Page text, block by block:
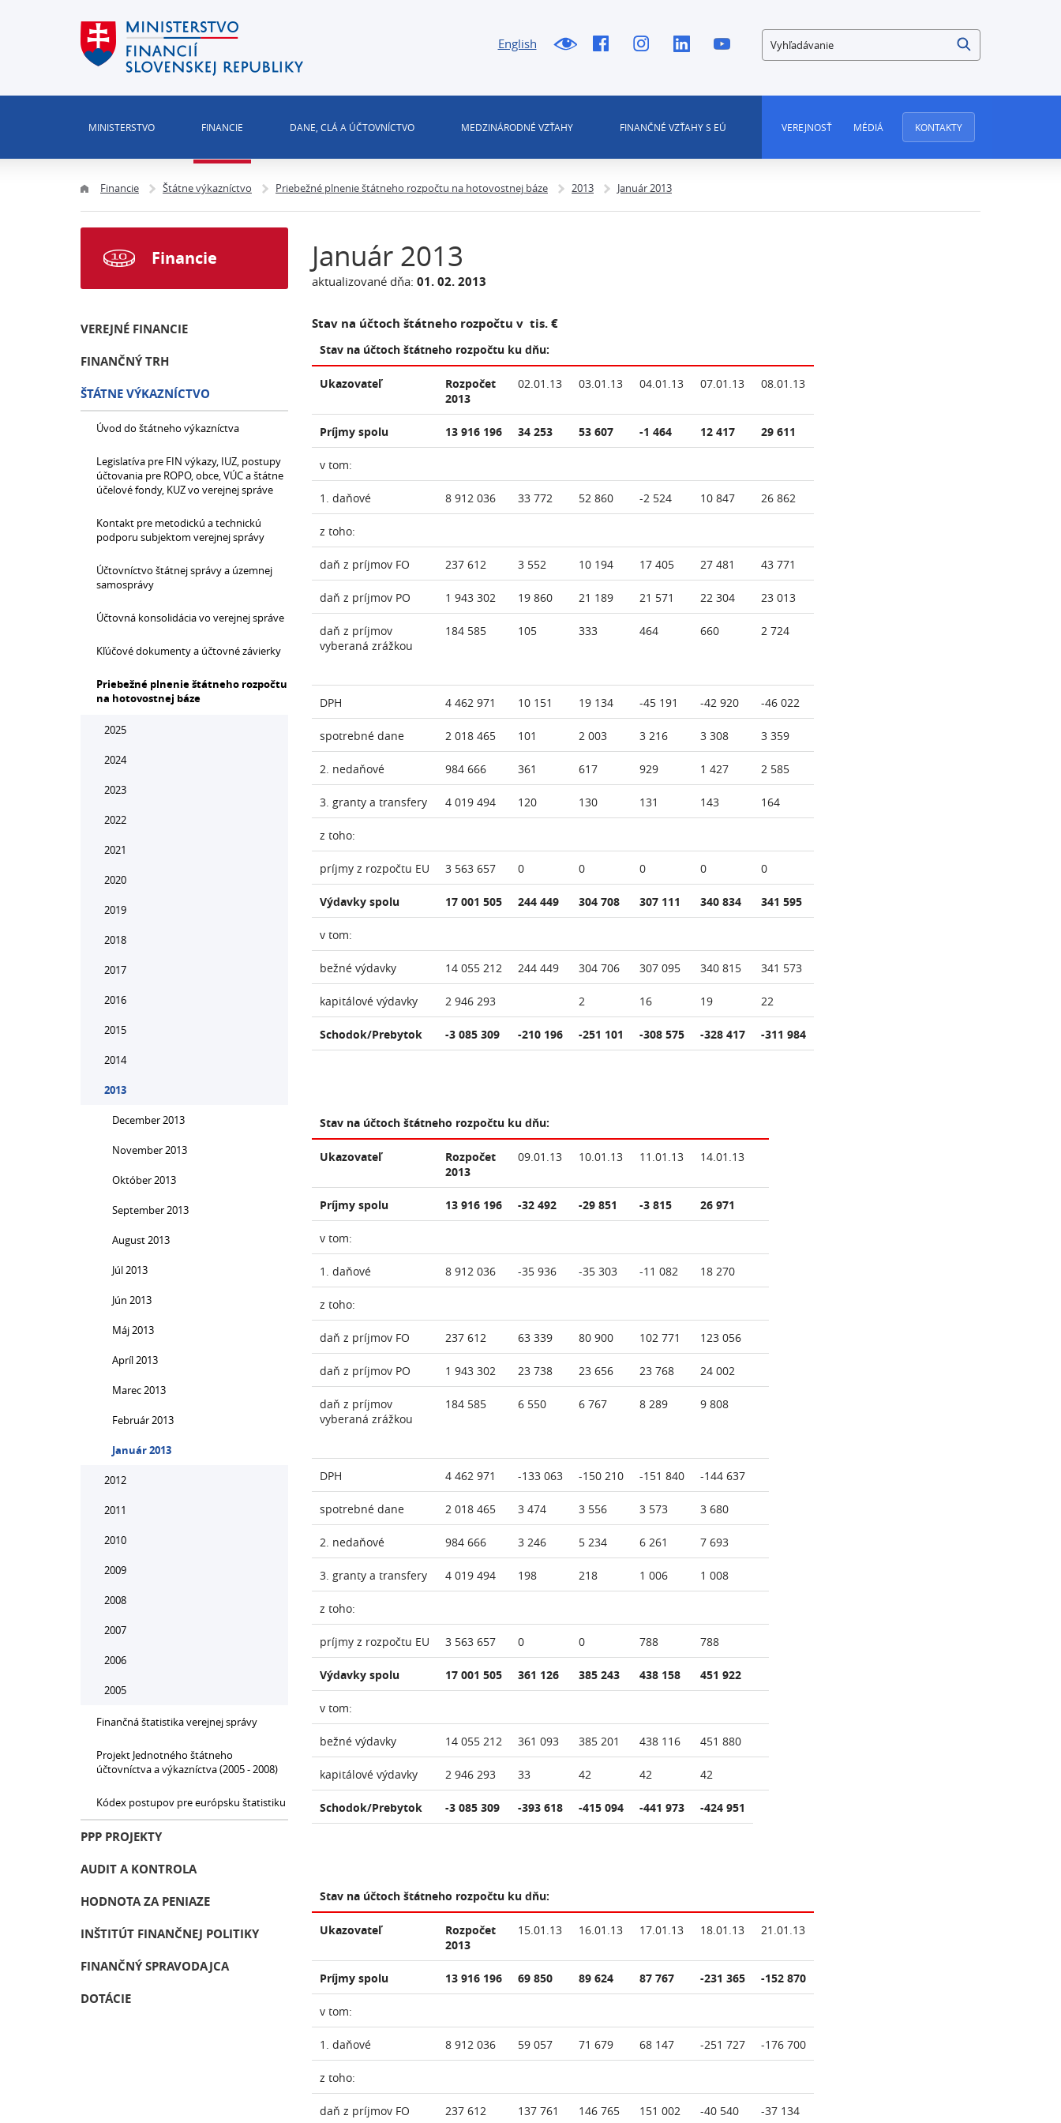
English Vyhľadávanie
MINISTERSTVO FINANCIE DANE, CLÁ A ÚČTOVNÍCTVO MEDZINÁRODNÉ VZŤAHY FINANČNÉ VZŤAHY S EÚ VEREJNOSŤ MÉDIÁ KONTAKTY
Financie Štátne výkazníctvo Priebežné plnenie štátneho rozpočtu na hotovostnej báze 2013 Január 2013
Január 2013
aktualizované dňa: 01. 02. 2013
Stav na účtoch štátneho rozpočtu v tis. €
Stav na účtoch štátneho rozpočtu ku dňu:
Ukazovateľ
Rozpočet
2013
02.01.13 03.01.13 04.01.13 07.01.13 08.01.13
Príjmy spolu 13 916 196 34 253 53 607 -1 464 12 417 29 611
v tom:
1. daňové 8 912 036 33 772 52 860 -2 524 10 847 26 862
z toho:
daň z príjmov FO 237 612 3 552 10 194 17 405 27 481 43 771
daň z príjmov PO 1 943 302 19 860 21 189 21 571 22 304 23 013
daň z príjmov
vyberaná zrážkou
184 585 105 333 464 660 2 724
DPH 4 462 971 10 151 19 134 -45 191 -42 920 -46 022
spotrebné dane 2 018 465 101 2 003 3 216 3 308 3 359
2. nedaňové 984 666 361 617 929 1 427 2 585
3. granty a transfery 4 019 494 120 130 131 143 164
z toho:
príjmy z rozpočtu EU 3 563 657 0 0 0 0 0
Výdavky spolu 17 001 505 244 449 304 708 307 111 340 834 341 595
v tom:
bežné výdavky 14 055 212 244 449 304 706 307 095 340 815 341 573
kapitálové výdavky 2 946 293 2 16 19 22
Schodok/Prebytok -3 085 309 -210 196 -251 101 -308 575 -328 417 -311 984
Stav na účtoch štátneho rozpočtu ku dňu:
Ukazovateľ
Rozpočet
2013
09.01.13 10.01.13 11.01.13 14.01.13
Príjmy spolu 13 916 196 -32 492 -29 851 -3 815 26 971
v tom:
1. daňové 8 912 036 -35 936 -35 303 -11 082 18 270
z toho:
daň z príjmov FO 237 612 63 339 80 900 102 771 123 056
daň z príjmov PO 1 943 302 23 738 23 656 23 768 24 002
daň z príjmov
vyberaná zrážkou
184 585 6 550 6 767 8 289 9 808
DPH 4 462 971 -133 063 -150 210 -151 840 -144 637
spotrebné dane 2 018 465 3 474 3 556 3 573 3 680
2. nedaňové 984 666 3 246 5 234 6 261 7 693
3. granty a transfery 4 019 494 198 218 1 006 1 008
z toho:
príjmy z rozpočtu EU 3 563 657 0 0 788 788
Výdavky spolu 17 001 505 361 126 385 243 438 158 451 922
v tom:
bežné výdavky 14 055 212 361 093 385 201 438 116 451 880
kapitálové výdavky 2 946 293 33 42 42 42
Schodok/Prebytok -3 085 309 -393 618 -415 094 -441 973 -424 951
Stav na účtoch štátneho rozpočtu ku dňu:
Ukazovateľ
Rozpočet
2013
15.01.13 16.01.13 17.01.13 18.01.13 21.01.13
Príjmy spolu 13 916 196 69 850 89 624 87 767 -231 365 -152 870
v tom:
1. daňové 8 912 036 59 057 71 679 68 147 -251 727 -176 700
z toho:
daň z príjmov FO 237 612 137 761 146 765 151 002 -40 540 -37 134
Financie
VEREJNÉ FINANCIE
FINANČNÝ TRH
ŠTÁTNE VÝKAZNÍCTVO
Úvod do štátneho výkazníctva
Legislatíva pre FIN výkazy, IUZ, postupy
účtovania pre ROPO, obce, VÚC a štátne
účelové fondy, KUZ vo verejnej správe
Kontakt pre metodickú a technickú
podporu subjektom verejnej správy
Účtovníctvo štátnej správy a územnej
samosprávy
Účtovná konsolidácia vo verejnej správe
Kľúčové dokumenty a účtovné závierky
Priebežné plnenie štátneho rozpočtu
na hotovostnej báze
2025
2024
2023
2022
2021
2020
2019
2018
2017
2016
2015
2014
2013
December 2013
November 2013
Október 2013
September 2013
August 2013
Júl 2013
Jún 2013
Máj 2013
Apríl 2013
Marec 2013
Február 2013
Január 2013
2012
2011
2010
2009
2008
2007
2006
2005
Finančná štatistika verejnej správy
Projekt Jednotného štátneho
účtovníctva a výkazníctva (2005 - 2008)
Kódex postupov pre európsku štatistiku
PPP PROJEKTY
AUDIT A KONTROLA
HODNOTA ZA PENIAZE
INŠTITÚT FINANČNEJ POLITIKY
FINANČNÝ SPRAVODAJCA
DOTÁCIE